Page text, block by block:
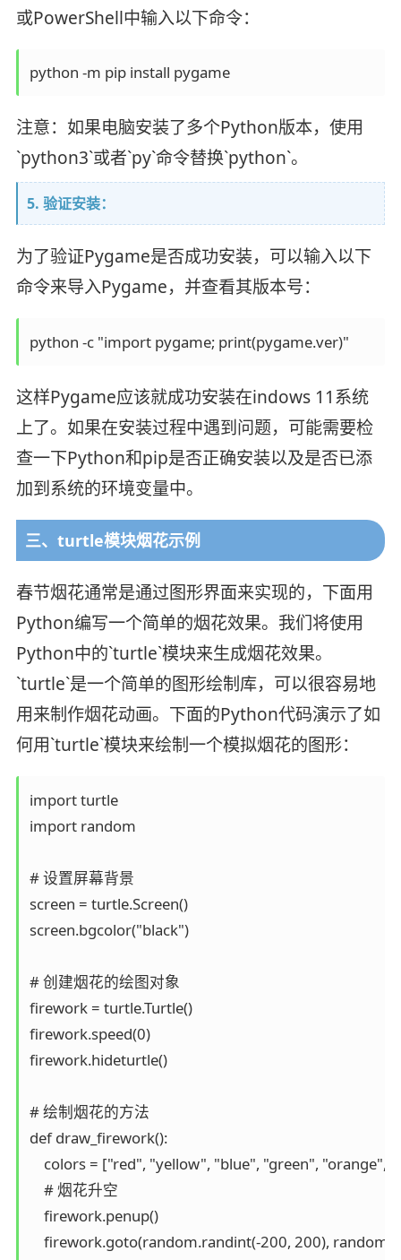
或PowerShell中输入以下命令：
python -m pip install pygame
注意：如果电脑安装了多个Python版本，使用
`python3`或者`py`命令替换`python`。
5. 验证安装：
为了验证Pygame是否成功安装，可以输入以下
命令来导入Pygame，并查看其版本号：
python -c "import pygame; print(pygame.ver)"
这样Pygame应该就成功安装在indows 11系统
上了。如果在安装过程中遇到问题，可能需要检
查一下Python和pip是否正确安装以及是否已添
加到系统的环境变量中。
三、turtle模块烟花示例
春节烟花通常是通过图形界面来实现的，下面用
Python编写一个简单的烟花效果。我们将使用
Python中的`turtle`模块来生成烟花效果。
`turtle`是一个简单的图形绘制库，可以很容易地
用来制作烟花动画。下面的Python代码演示了如
何用`turtle`模块来绘制一个模拟烟花的图形：
import turtle
import random
# 设置屏幕背景
screen = turtle.Screen()
screen.bgcolor("black")
# 创建烟花的绘图对象
firework = turtle.Turtle()
firework.speed(0)
firework.hideturtle()
# 绘制烟花的方法
def draw_firework():
colors = ["red", "yellow", "blue", "green", "orange",
    # 烟花升空
    firework.penup()
firework.goto(random.randint(-200, 200),